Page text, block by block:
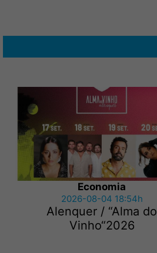
Economia
2026-08-04 18:54h
Alenquer / “Alma do
Vinho“2026